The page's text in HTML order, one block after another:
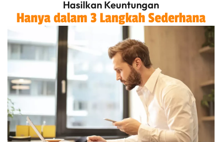
Hasilkan Keuntungan
Hanya dalam 3 Langkah Sederhana